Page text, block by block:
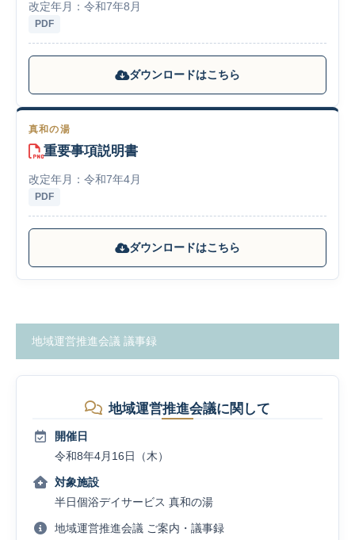
改定年月：令和7年8月
PDF
ダウンロードはこちら
真和の湯
重要事項説明書
改定年月：令和7年4月
PDF
ダウンロードはこちら
地域運営推進会議 議事録
地域運営推進会議に関して
開催日
令和8年4月16日（木）
対象施設
半日個浴デイサービス 真和の湯
地域運営推進会議 ご案内・議事録